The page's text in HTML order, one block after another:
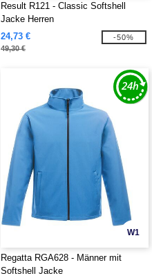
Result R121 - Classic Softshell
Jacke Herren
24,73 €
49,30 €
-50%
W1
Regatta RGA628 - Männer mit
Softshell Jacke